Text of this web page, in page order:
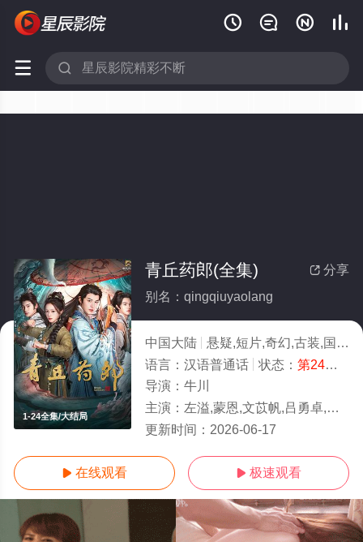
   
 
1-24全集/大结局
 分享
青丘药郎(全集)
别名：qingqiuyaolang
中国大陆 悬疑,短片,奇幻,古装,国产
语言： 汉语普通话 状态： 第24集已完结
导演： 牛川
主演： 左溢,蒙恩,文苡帆,吕勇卓,何德瑞,符雅凝,赵慕颜,沈芝弈,祖卡尔,罗麦一,宣贻骞,刘瑾,刘果果
更新时间： 2026-06-17
 在线观看  极速观看